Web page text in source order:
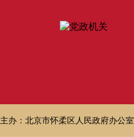
主办：北京市怀柔区人民政府办公室